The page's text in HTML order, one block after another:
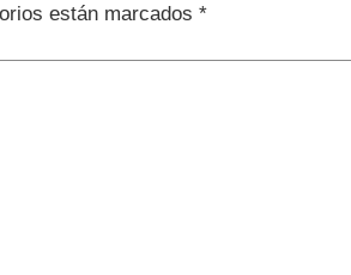
están marcados *